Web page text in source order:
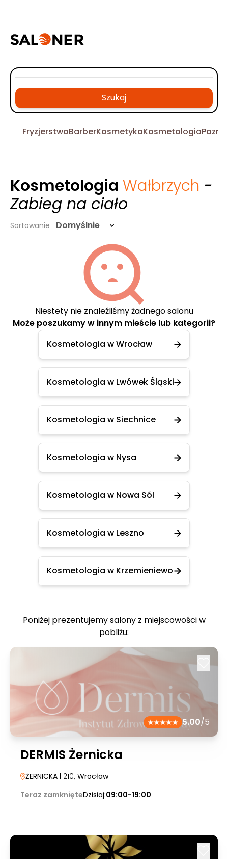
Szukaj
FryzjerstwoBarberKosmetykaKosmetologia
Kosmetologia Wałbrzych -
Zabieg na ciało
Sortowanie Domyślnie
Niestety nie znaleźliśmy żadnego salonu
Może poszukamy w innym mieście lub kategorii?
Kosmetologia w Wrocław
Kosmetologia w Lwówek Śląski
Kosmetologia w Siechnice
Kosmetologia w Nysa
Kosmetologia w Nowa Sól
Kosmetologia w Leszno
Kosmetologia w Krzemieniewo
Poniżej prezentujemy salony z miejscowości w
pobliżu:
5.00/5
DERMIS Żernicka
ŻERNICKA | 210, Wrocław
Teraz zamknięteDzisiaj:09:00-19:00